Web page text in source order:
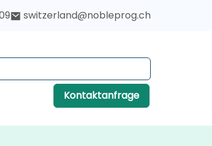
switzerland@nobleprog.ch
Kontaktanfrage